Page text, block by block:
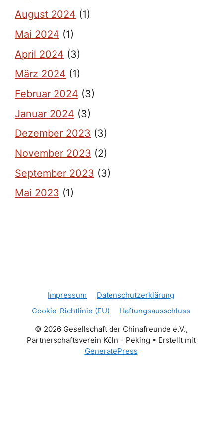
August 2024 (1)
Mai 2024 (1)
April 2024 (3)
März 2024 (1)
Februar 2024 (3)
Januar 2024 (3)
Dezember 2023 (3)
November 2023 (2)
September 2023 (3)
Mai 2023 (1)
Impressum
Datenschutzerklärung
Cookie-Richtlinie (EU)
Haftungsausschluss
© 2026 Gesellschaft der Chinafreunde e.V.,
Partnerschaftsverein Köln - Peking • Erstellt mit
GeneratePress